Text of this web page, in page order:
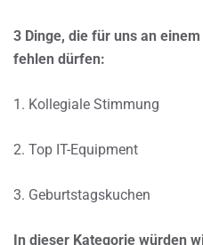
3 Dinge, die für uns an
fehlen dürfen:
1. Kollegiale Stimmung
2. Top IT-Equipment
3. Geburtstagskuchen
In dieser Kategorie würden